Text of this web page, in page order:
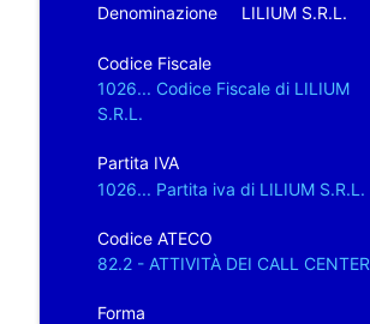
Denominazione LILIUM S.R.L.
Codice Fiscale
1026... Codice Fiscale di LILIUM
S.R.L.
Partita IVA
1026... Partita iva di LILIUM S.R.L.
Codice ATECO
82.2 - ATTIVITÀ DEI CALL CENTER
Forma